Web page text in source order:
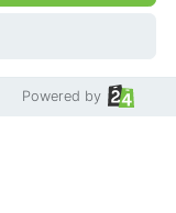
Powered by